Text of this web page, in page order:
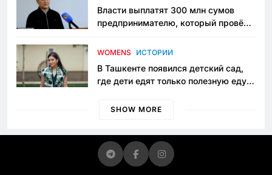
Власти выплатят 300 млн сумов
предпринимателю, который провёл
приговору
WOMENS ИСТОРИИ
В Ташкенте появился детский сад,
где дети едят только полезную еду.
просить «кашу без сахара»
SHOW MORE